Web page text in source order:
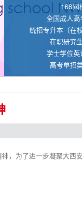
168网
全国成人
统招专升本（在
在职研究
学士学位
高考单招
为了进一步凝聚大西